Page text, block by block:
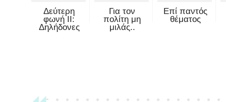
Δεύτερη
φωνή II:
Δηλήδονες
Για τον
πολίτη μη
μιλάς..
Επί παντός
θέματος